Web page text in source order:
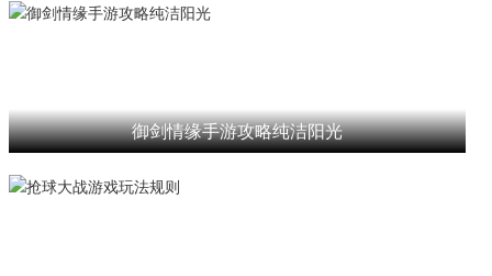
御剑情缘手游攻略纯洁阳光